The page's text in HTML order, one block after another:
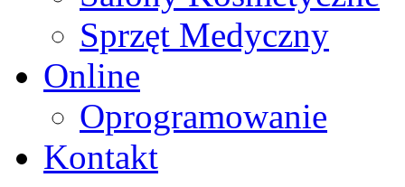
Sprzęt Medyczny
Online
Oprogramowanie
Kontakt